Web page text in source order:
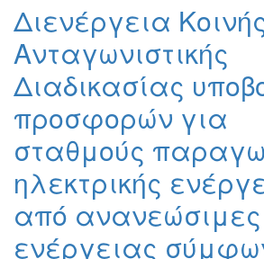
Διενέργεια
Ανταγωνιστικής
Διαδικασίας
προσφορών για
σταθμούς
ηλεκτρικής
από
ενέργειας